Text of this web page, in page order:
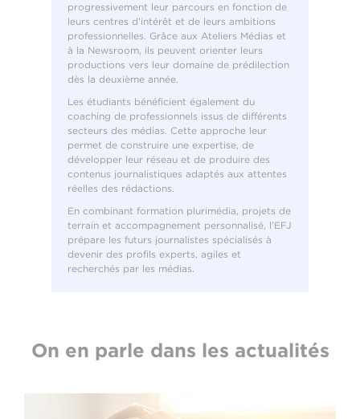
progressivement leur parcours en fonction de
leurs centres d’intérêt et de leurs ambitions
professionnelles. Grâce aux Ateliers Médias et
à la Newsroom, ils peuvent orienter leurs
productions vers leur domaine de prédilection
dès la deuxième année.
Les étudiants bénéficient également du
coaching de professionnels issus de différents
secteurs des médias. Cette approche leur
permet de construire une expertise, de
développer leur réseau et de produire des
contenus journalistiques adaptés aux attentes
réelles des rédactions.
En combinant formation plurimédia, projets de
terrain et accompagnement personnalisé, l’EFJ
prépare les futurs journalistes spécialisés à
devenir des profils experts, agiles et
recherchés par les médias.
On en parle dans les actualités